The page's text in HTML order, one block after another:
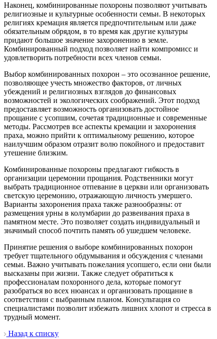
Наконец, комбинированные похороны позволяют учитывать
религиозные и культурные особенности семьи. В некоторых
религиях кремация является предпочтительным или даже
обязательным обрядом, в то время как другие культуры
придают большое значение захоронению в земле.
Комбинированный подход позволяет найти компромисс и
удовлетворить потребности всех членов семьи.
Выбор комбинированных похорон – это осознанное решение,
позволяющее учесть множество факторов, от личных
убеждений и религиозных взглядов до финансовых
возможностей и экологических соображений. Этот подход
предоставляет возможность организовать достойное
прощание с усопшим, сочетая традиционные и современные
методы. Рассмотрев все аспекты кремации и захоронения
праха, можно прийти к оптимальному решению, которое
наилучшим образом отразит волю покойного и предоставит
утешение близким.
Комбинированные похороны предлагают гибкость в
организации церемонии прощания. Родственники могут
выбрать традиционное отпевание в церкви или организовать
светскую церемонию, отражающую личность умершего.
Варианты захоронения праха также разнообразны: от
размещения урны в колумбарии до развеивания праха в
памятном месте. Это позволяет создать индивидуальный и
значимый способ почтить память об ушедшем человеке.
Принятие решения о выборе комбинированных похорон
требует тщательного обдумывания и обсуждения с членами
семьи. Важно учитывать пожелания усопшего, если они были
высказаны при жизни. Также следует обратиться к
профессионалам похоронного дела, которые помогут
разобраться во всех нюансах и организовать прощание в
соответствии с выбранным планом. Консультация со
специалистами позволит избежать лишних хлопот и стресса в
трудный момент.
Назад к списку